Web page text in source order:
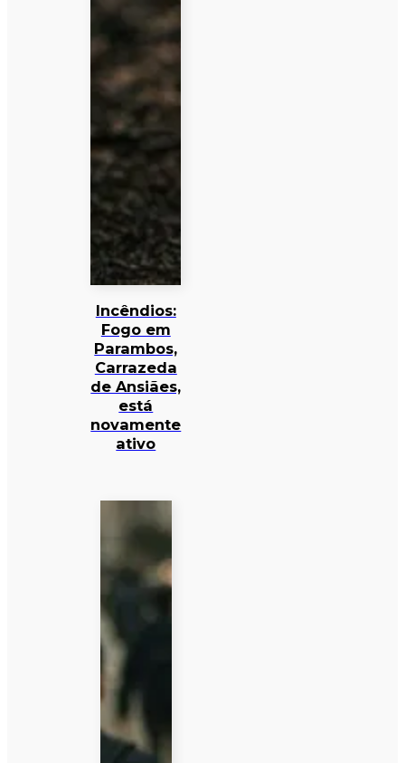
Incêndios:
Fogo em
Parambos,
Carrazeda
de Ansiães,
está
novamente
ativo